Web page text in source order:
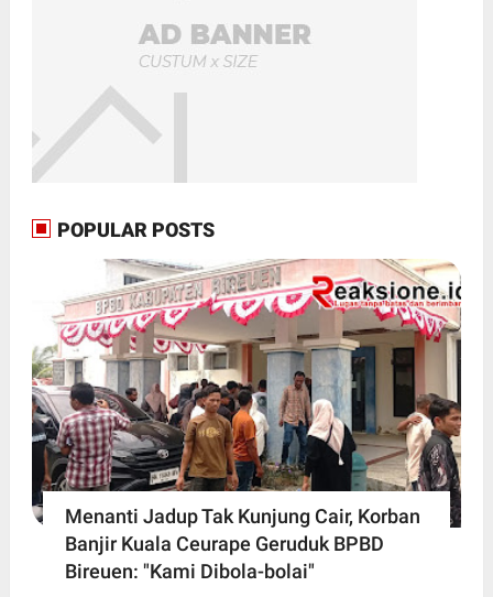
POPULAR POSTS
Menanti Jadup Tak Kunjung Cair, Korban
Banjir Kuala Ceurape Geruduk BPBD
Bireuen: "Kami Dibola-bolai"